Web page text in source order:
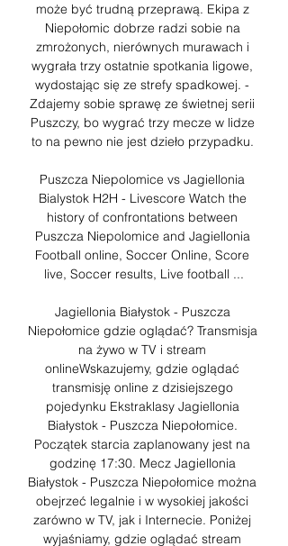
może być trudną przeprawą. Ekipa z
Niepołomic dobrze radzi sobie na
zmrożonych, nierównych murawach i
wygrała trzy ostatnie spotkania ligowe,
wydostając się ze strefy spadkowej. -
Zdajemy sobie sprawę ze świetnej serii
Puszczy, bo wygrać trzy mecze w lidze
to na pewno nie jest dzieło przypadku.
Puszcza Niepolomice vs Jagiellonia
Bialystok H2H - Livescore Watch the
history of confrontations between
Puszcza Niepolomice and Jagiellonia
Football online, Soccer Online, Score
live, Soccer results, Live football ...
Jagiellonia Białystok - Puszcza
Niepołomice gdzie oglądać? Transmisja
na żywo w TV i stream
onlineWskazujemy, gdzie oglądać
transmisję online z dzisiejszego
pojedynku Ekstraklasy Jagiellonia
Białystok - Puszcza Niepołomice.
Początek starcia zaplanowany jest na
godzinę 17:30. Mecz Jagiellonia
Białystok - Puszcza Niepołomice można
obejrzeć legalnie i w wysokiej jakości
zarówno w TV, jak i Internecie. Poniżej
wyjaśniamy, gdzie oglądać stream